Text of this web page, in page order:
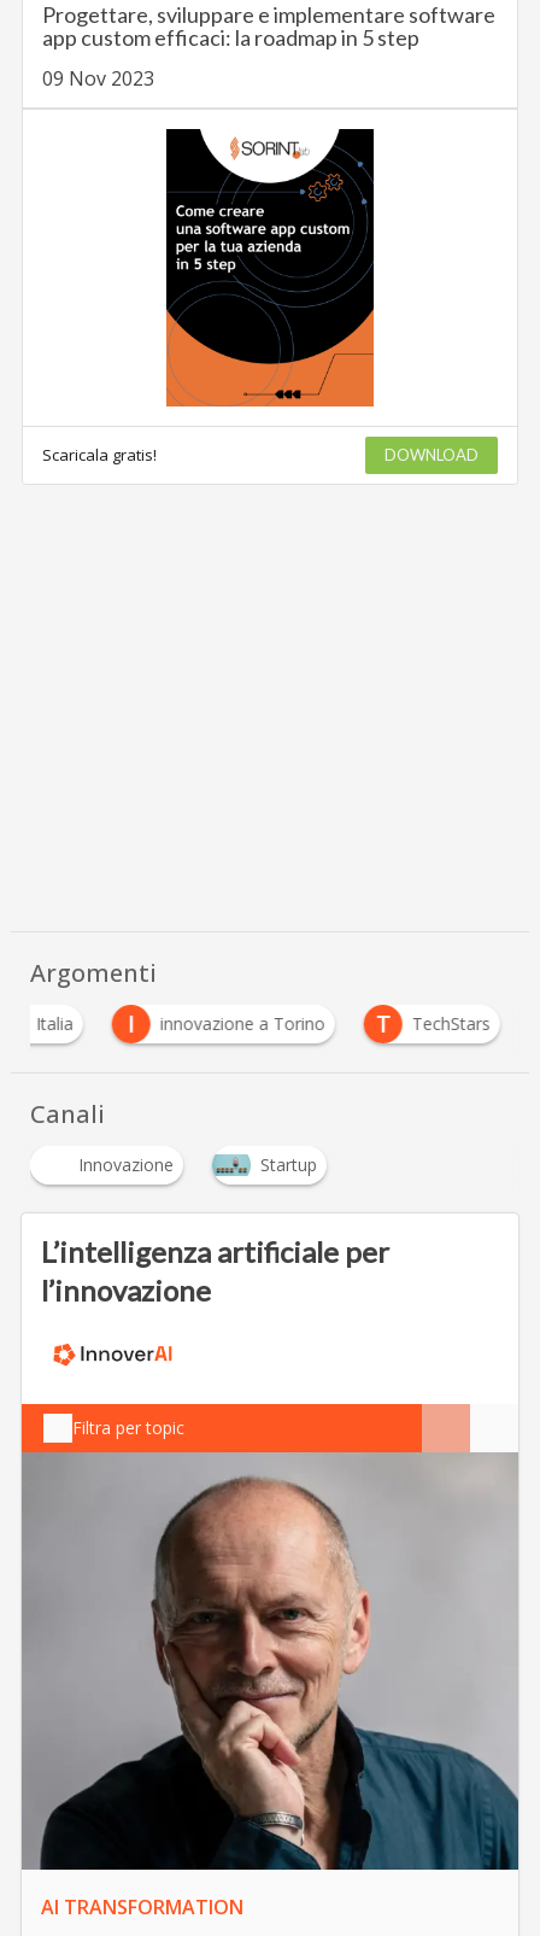
Progettare, sviluppare e implementare software
app custom efficaci: la roadmap in 5 step
09 Nov 2023
Scaricala gratis! DOWNLOAD
Argomenti
Italia I innovazione a Torino T TechStars
Canali
Innovazione Startup
L’intelligenza artificiale per
l’innovazione
Filtra per topic
AI TRANSFORMATION